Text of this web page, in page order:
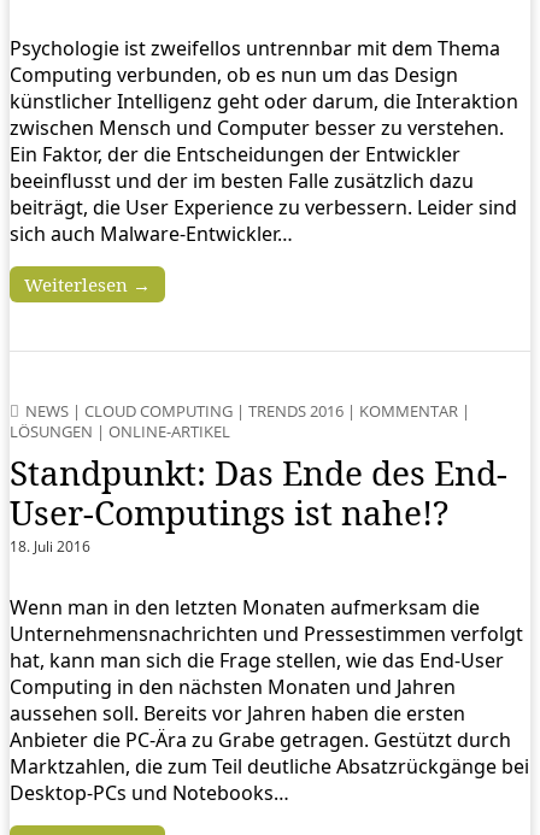
Psychologie ist zweifellos untrennbar mit dem Thema
Computing verbunden, ob es nun um das Design
künstlicher Intelligenz geht oder darum, die Interaktion
zwischen Mensch und Computer besser zu verstehen.
Ein Faktor, der die Entscheidungen der Entwickler
beeinflusst und der im besten Falle zusätzlich dazu
beiträgt, die User Experience zu verbessern. Leider sind
sich auch Malware-Entwickler…
Weiterlesen →
NEWS | CLOUD COMPUTING | TRENDS 2016 | KOMMENTAR |
LÖSUNGEN | ONLINE-ARTIKEL
Standpunkt: Das Ende des End-
User-Computings ist nahe!?
18. Juli 2016
Wenn man in den letzten Monaten aufmerksam die
Unternehmensnachrichten und Pressestimmen verfolgt
hat, kann man sich die Frage stellen, wie das End-User
Computing in den nächsten Monaten und Jahren
aussehen soll. Bereits vor Jahren haben die ersten
Anbieter die PC-Ära zu Grabe getragen. Gestützt durch
Marktzahlen, die zum Teil deutliche Absatzrückgänge bei
Desktop-PCs und Notebooks…